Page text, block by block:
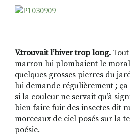
V.trouvait l’hiver trop long.
marron lui plombaient le
quelques grosses pierres du
lui demande régulièrement ;
si la couleur ne servait qu’à
bien faire fuir des insectes dit
morceaux de ciel posés sur la
poésie.